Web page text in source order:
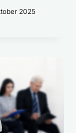
2025